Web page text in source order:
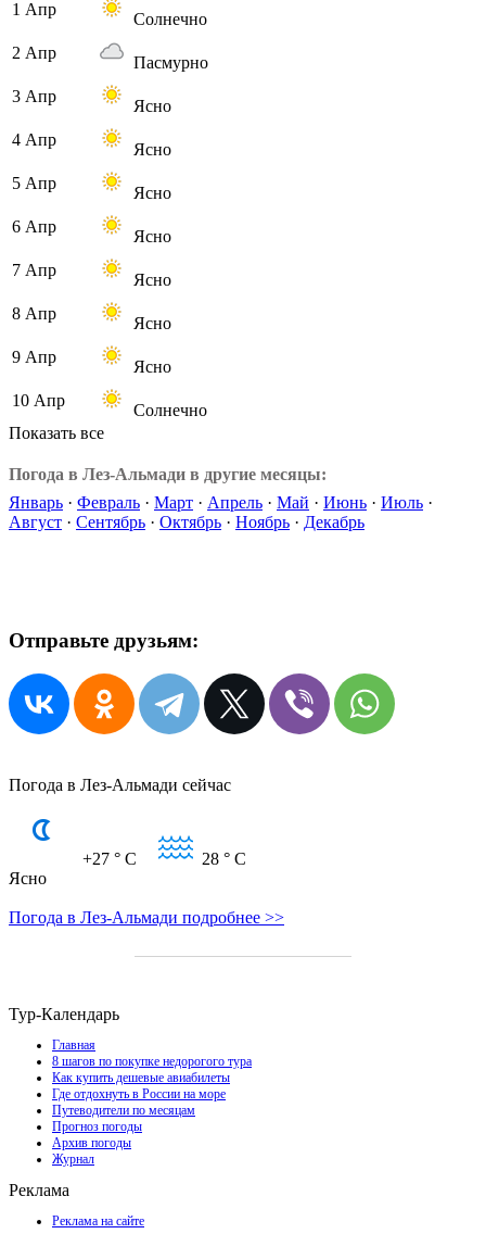
1 Апр
Солнечно
2 Апр
Пасмурно
3 Апр
Ясно
4 Апр
Ясно
5 Апр
Ясно
6 Апр
Ясно
7 Апр
Ясно
8 Апр
Ясно
9 Апр
Ясно
10 Апр
Солнечно
Показать все
Погода в Лез-Альмади в другие месяцы:
Январь · Февраль · Март · Апрель · Май · Июнь · Июль ·
Август · Сентябрь · Октябрь · Ноябрь · Декабрь
Отправьте друзьям:
Погода в Лез-Альмади сейчас
+27 ° C 28 ° C
Ясно
Погода в Лез-Альмади подробнее >>
Тур-Календарь
Главная
8 шагов по покупке недорогого тура
Как купить дешевые авиабилеты
Где отдохнуть в России на море
Путеводители по месяцам
Прогноз погоды
Архив погоды
Журнал
Реклама
Реклама на сайте